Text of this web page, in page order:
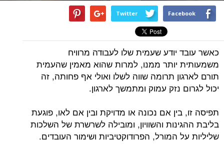
Facebook
Twitter
כאשר עובד יודע שעמית שלו לעבודה מרוויח
משמעותית יותר ממנו, למרות שהוא מאמין שהעמית
תורם לארגון תרומה שווה לשלו ואולי אף פחותה, זה
יכול לגרום נזק עמוק ומתמשך לארגון.
תפיסה זו, בין אם נכונה או מדויקת ובין אם לאו, פוגעת
בליבת ההגינות והשוויון, ומובילה לשרשרת של השלכות
שליליות על המורל, הפרודוקטיביות ושימור העובדים.